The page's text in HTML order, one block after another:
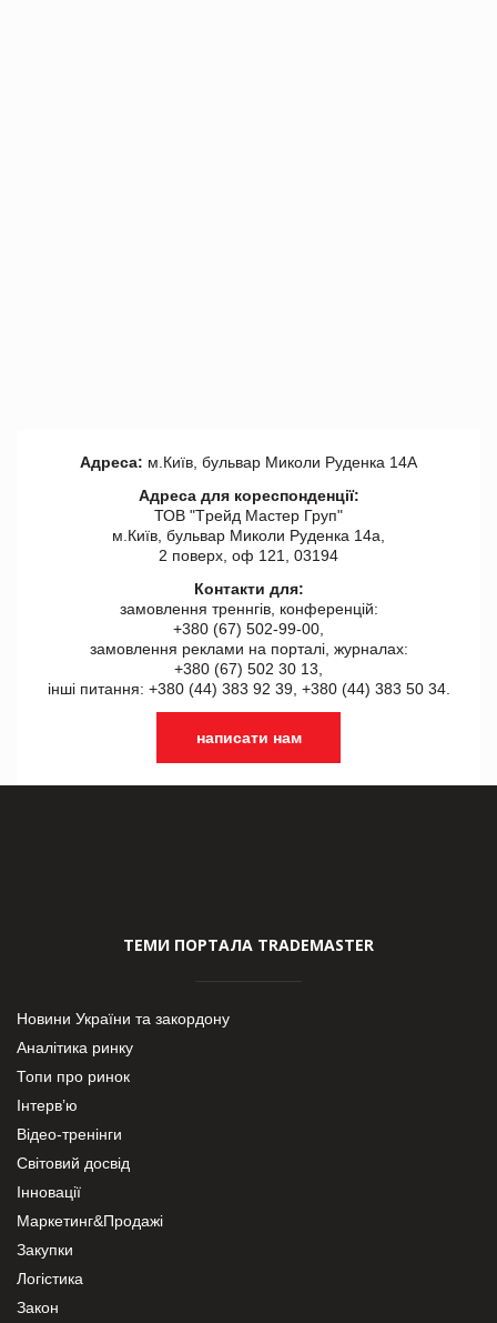
Адреса: м.Київ, бульвар Миколи Руденка 14А
Адреса для кореспонденції:
ТОВ "Tрейд Мастер Груп"
м.Київ, бульвар Миколи Руденка 14а,
2 поверх, оф 121, 03194
Контакти для:
замовлення треннгів, конференцій:
+380 (67) 502-99-00,
замовлення реклами на порталі, журналах:
+380 (67) 502 30 13,
інші питання: +380 (44) 383 92 39, +380 (44) 383 50 34.
написати нам
ТЕМИ ПОРТАЛА TRADEMASTER
Новини України та закордону
Аналітика ринку
Топи про ринок
Інтерв’ю
Відео-тренінги
Світовий досвід
Інновації
Маркетинг&Продажі
Закупки
Логістика
Закон